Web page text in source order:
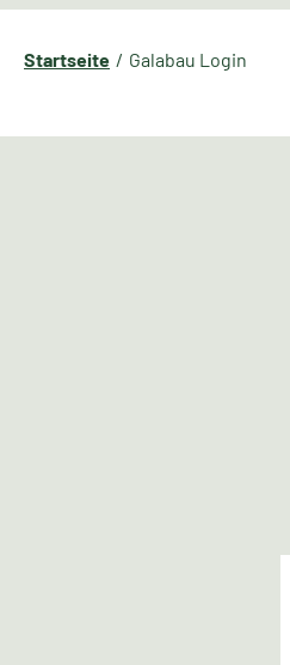
Startseite Galabau Login